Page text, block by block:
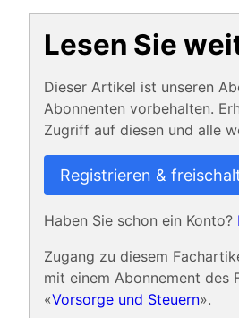
Lesen Sie
Dieser Artikel ist unseren
Abonnenten vorbehalten.
Zugriff auf diesen und alle
Registrieren &
Haben Sie schon ein Konto?
Zugang zu diesem
mit einem Abonnement des
«Vorsorge und Steuern».